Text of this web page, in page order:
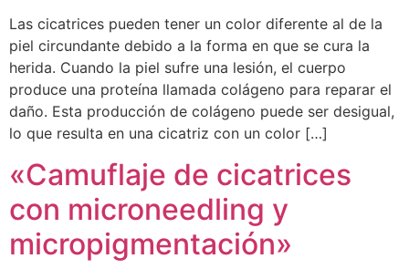
Las cicatrices pueden tener un color diferente al de la
piel circundante debido a la forma en que se cura la
herida. Cuando la piel sufre una lesión, el cuerpo
produce una proteína llamada colágeno para reparar el
daño. Esta producción de colágeno puede ser desigual,
lo que resulta en una cicatriz con un color […]
«Camuflaje de cicatrices
con microneedling y
micropigmentación»